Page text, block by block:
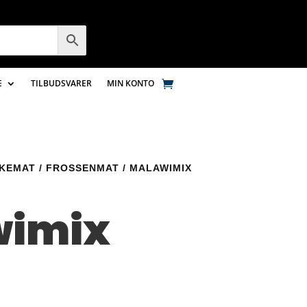
TILBUDSVARER MIN KONTO
/ FROSSENMAT / MALAWIMIX